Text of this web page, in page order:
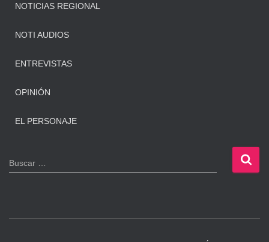
NOTICIAS REGIONAL
NOTI AUDIOS
ENTREVISTAS
OPINIÓN
EL PERSONAJE
B
u
Buscar …